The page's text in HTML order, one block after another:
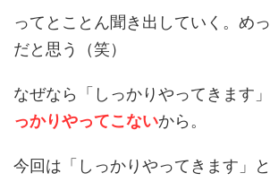
ってとことん聞き出していく。め
だと思う（笑）
なぜなら「しっかりやってきます
っかりやってこないから。
今回は「しっかりやってきます」